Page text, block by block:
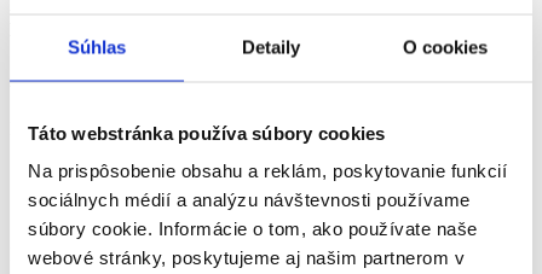
Súhlas Detaily O cookies
Táto webstránka používa súbory cookies
Na prispôsobenie obsahu a reklám, poskytovanie funkcií
sociálnych médií a analýzu návštevnosti používame
súbory cookie. Informácie o tom, ako používate naše
webové stránky, poskytujeme aj našim partnerom v
Ako sa lieči rakovina prostaty?
Liečba závisí najmä od:
štádia ochorenia,
veku pacienta,
celkového zdravotného stavu.
Najčastejšie sa využívajú tieto prístupy: